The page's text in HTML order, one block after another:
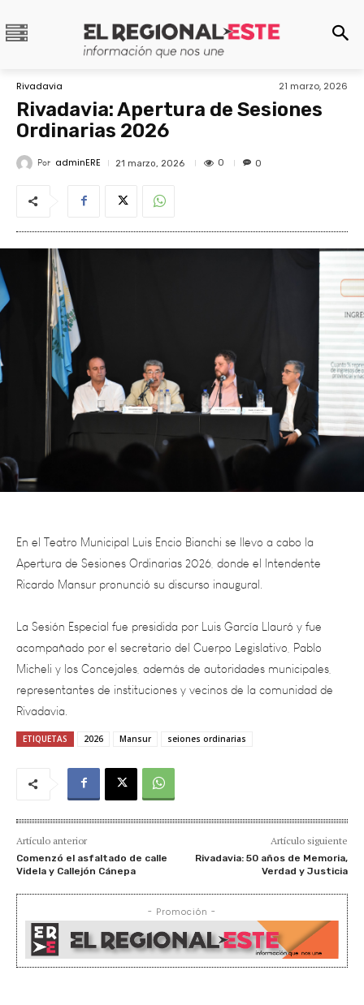
Rivadavia 21 marzo, 2026
Rivadavia: Apertura de Sesiones
Ordinarias 2026
Por adminERE 21 marzo, 2026 0 0
En el Teatro Municipal Luis Encio Bianchi se llevo a cabo la
Apertura de Sesiones Ordinarias 2026, donde el Intendente
Ricardo Mansur pronunció su discurso inaugural.
La Sesión Especial fue presidida por Luis García Llauró y fue
acompañado por el secretario del Cuerpo Legislativo, Pablo
Micheli y los Concejales, además de autoridades municipales,
representantes de instituciones y vecinos de la comunidad de
Rivadavia.
ETIQUETAS 2026 Mansur seiones ordinarias
Artículo anterior
Comenzó el asfaltado de calle
Videla y Callejón Cánepa
Artículo siguiente
Rivadavia: 50 años de Memoria,
Verdad y Justicia
- Promoción -